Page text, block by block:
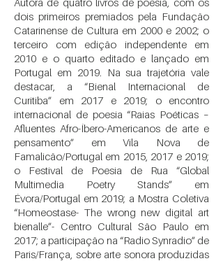
dois primeiros premiados pela Fundação
Catarinense de Cultura em 2000 e 2002; o
terceiro com edição independente em
2010 e o quarto editado e lançado em
Portugal em 2019. Na sua trajetória vale
destacar, a “Bienal Internacional de
Curitiba” em 2017 e 2019; o encontro
internacional de poesia “Raias Poéticas –
Afluentes Afro-Íbero-Americanos de arte e
pensamento” em Vila Nova de
Famalicão/Portugal em 2015, 2017 e 2019;
o Festival de Poesia de Rua “Global
Multimedia Poetry Stands” em
Évora/Portugal em 2019; a Mostra Coletiva
“Homeostase- The wrong new digital art
bienalle”- Centro Cultural São Paulo em
2017; a participação na “Radio Synradio” de
Paris/França, sobre arte sonora produzidas